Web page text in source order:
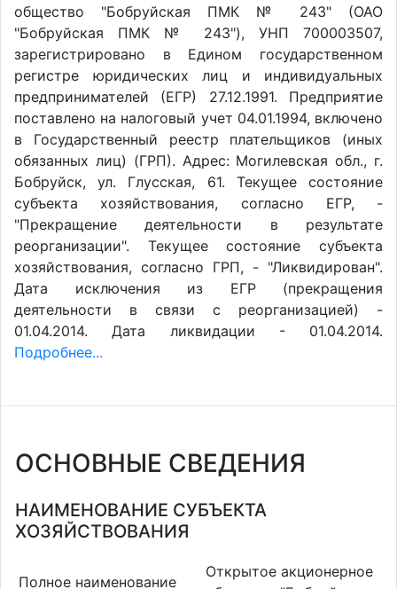
общество "Бобруйская ПМК № 243" (ОАО
"Бобруйская ПМК № 243"), УНП 700003507,
зарегистрировано в Едином государственном
регистре юридических лиц и индивидуальных
предпринимателей (ЕГР) 27.12.1991. Предприятие
поставлено на налоговый учет 04.01.1994, включено
в Государственный реестр плательщиков (иных
обязанных лиц) (ГРП). Адрес: Могилевская обл., г.
Бобруйск, ул. Глусская, 61. Текущее состояние
субъекта хозяйствования, согласно ЕГР, -
"Прекращение деятельности в результате
реорганизации". Текущее состояние субъекта
хозяйствования, согласно ГРП, - "Ликвидирован".
Дата исключения из ЕГР (прекращения
деятельности в связи с реорганизацией) -
01.04.2014. Дата ликвидации - 01.04.2014.
Подробнее...
ОСНОВНЫЕ СВЕДЕНИЯ
НАИМЕНОВАНИЕ СУБЪЕКТА
ХОЗЯЙСТВОВАНИЯ
Полное наименование
Открытое акционерное